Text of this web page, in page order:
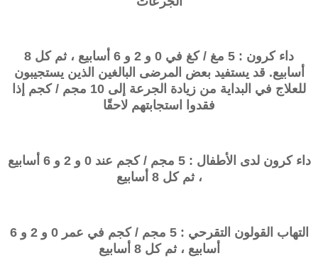
داء كرون : 5 مغ / كغ في 0 و 2 و 6 أسابيع ، ثم كل 8
أسابيع. قد يستفيد بعض المرضى البالغين الذين يستجيبون
للعلاج في البداية من زيادة الجرعة إلى 10 مجم / كجم إذا
فقدوا استجابتهم لاحقًا
داء كرون لدى الأطفال : 5 مجم / كجم عند 0 و 2 و 6 أسابيع
، ثم كل 8 أسابيع
التهاب القولون التقرحي : 5 مجم / كجم في عمر 0 ​​و 2 و 6
أسابيع ، ثم كل 8 أسابيع